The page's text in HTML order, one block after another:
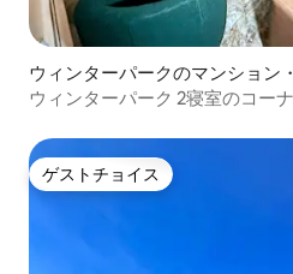
ウィンターパークのマンション
ウィンターパーク 2寝室のコー
ゲストチョイス
ゲストチョイス